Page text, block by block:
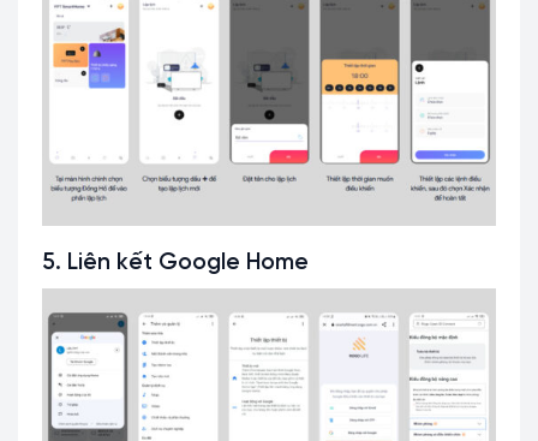
5. Liên kết Google Home